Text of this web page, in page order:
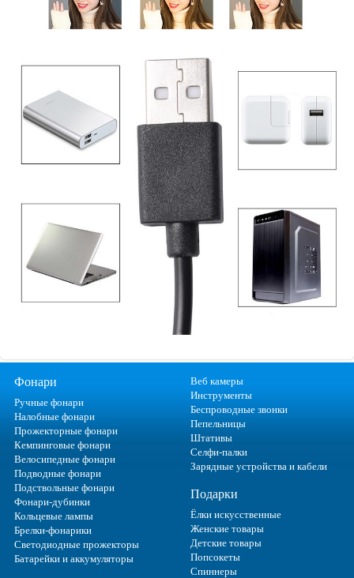
Фонари
Ручные фонари
Налобные фонари
Прожекторные фонари
Кемпинговые фонари
Велосипедные фонари
Подводные фонари
Подствольные фонари
Фонари-дубинки
Кольцевые лампы
Брелки-фонарики
Светодиодные прожекторы
Батарейки и аккумуляторы
Веб камеры
Инструменты
Беспроводные звонки
Пепельницы
Штативы
Селфи-палки
Зарядные устройства и кабели
Подарки
Ёлки искусственные
Женские товары
Детские товары
Попсокеты
Спиннеры